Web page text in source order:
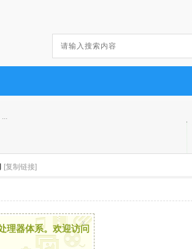
[复制链接]
理器体系。欢迎访问
x